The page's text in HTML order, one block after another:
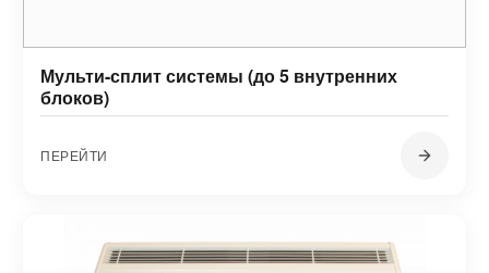
Мульти-сплит системы (до 5 внутренних
блоков)
ПЕРЕЙТИ